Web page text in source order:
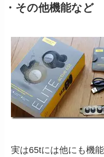
・その他機能など
実は65tには他にも機